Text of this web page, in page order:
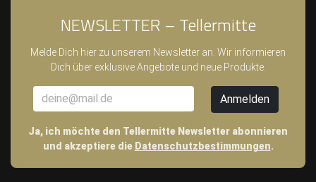
NEWSLETTER – Tellermitte
Melde Dich hier zu unserem Newsletter an. Wir informieren
Dich über exklusive Angebote und neue Produkte.
Ja, ich möchte den Tellermitte Newsletter abonnieren
und akzeptiere die Datenschutzbestimmungen.